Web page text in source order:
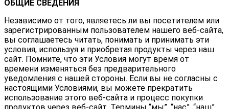
ОБЩИЕ СВЕДЕНИЯ
Независимо от того, являетесь ли вы посетителем или
зарегистрированным пользователем нашего веб-сайта,
вы соглашаетесь читать, понимать и принимать эти
условия, используя и приобретая продукты через наш
сайт. Помните, что эти Условия могут время от
времени изменяться без предварительного
уведомления с нашей стороны. Если вы не согласны с
настоящими Условиями, вы можете прекратить
использование этого веб-сайта и процесс покупки
продуктов через веб-сайт. Термины “мы”, “нас”, “наш”